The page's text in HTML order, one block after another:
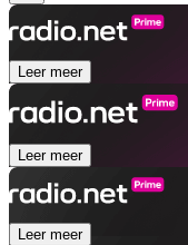
Leer meer
Leer meer
Leer meer